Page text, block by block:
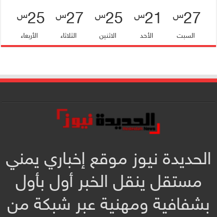
27س
السبت
21س
الأحد
25س
الاثنين
27س
الثلاثاء
25س
الأربعاء
الحديدة نيوز موقع إخباري يمني
مستقل ينقل الخبر أول بأول
بشفافية ومهنية عبر شبكة من